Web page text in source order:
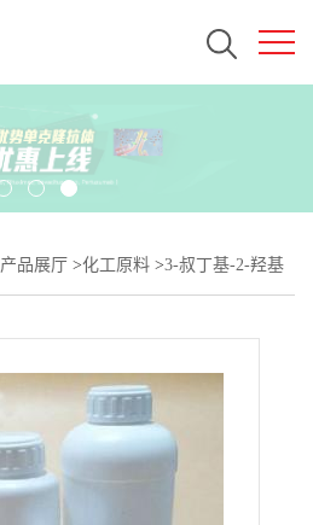
产品展厅 >化工原料 >3-叔丁基-2-羟基